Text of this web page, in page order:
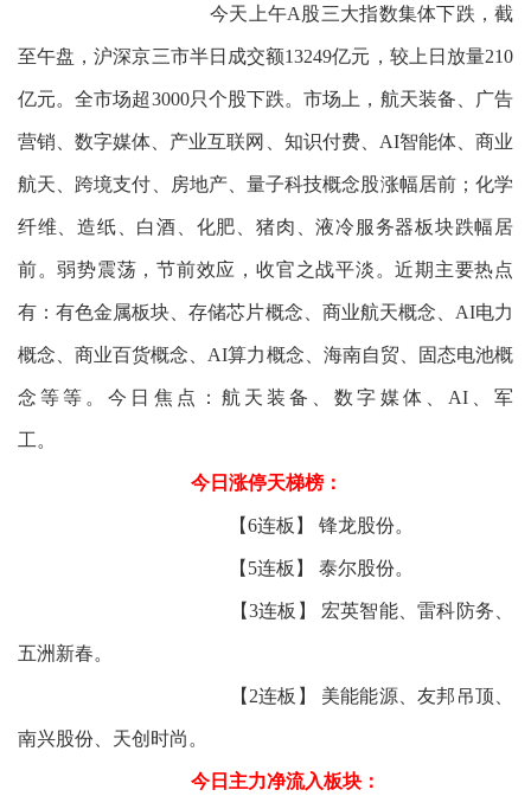
今天上午A股三大指数集体下跌，截
至午盘，沪深京三市半日成交额13249亿元，较上日放量210
亿元。全市场超3000只个股下跌。市场上，航天装备、广告
营销、数字媒体、产业互联网、知识付费、AI智能体、商业
航天、跨境支付、房地产、量子科技概念股涨幅居前；化学
纤维、造纸、白酒、化肥、猪肉、液冷服务器板块跌幅居
前。弱势震荡，节前效应，收官之战平淡。近期主要热点
有：有色金属板块、存储芯片概念、商业航天概念、AI电力
概念、商业百货概念、AI算力概念、海南自贸、固态电池概
念等等。今日焦点：航天装备、数字媒体、AI、军
工
今日涨停天梯榜：
【6连板】 锋龙股份。
【5连板】 泰尔股份。
【3连板】 宏英智能、雷科防务、
五洲新春。
【2连板】 美能能源、友邦吊顶、
南兴股份、天创时尚。
今日主力净流入板块：